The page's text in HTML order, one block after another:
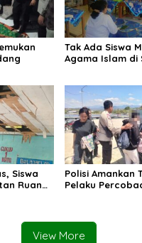
Tak Ada Siswa
Agama Islam di
Siswa
Ruang
Polisi Amankan
Pelaku
View More